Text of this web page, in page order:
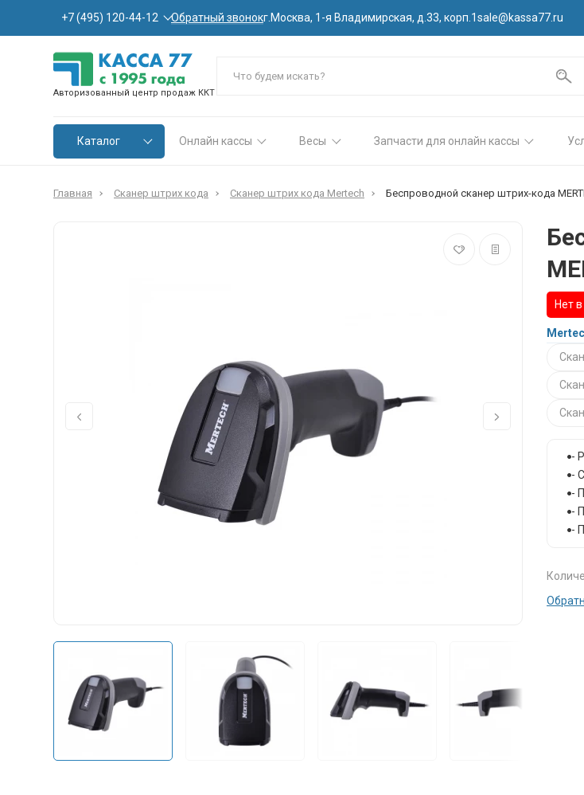
+7 (495) 120-44-12 Обратный звонокг.Москва, 1-я Владимирская, д.33, корп.1sale@kassa77.ru
Авторизованный центр продаж ККТ
Каталог Онлайн кассы Весы Запчасти для онлайн кассы
Главная Сканер штрих кода Сканер штрих кода Mertech Беспроводной сканер штрих-кода
Нет
-
-
-
-
-